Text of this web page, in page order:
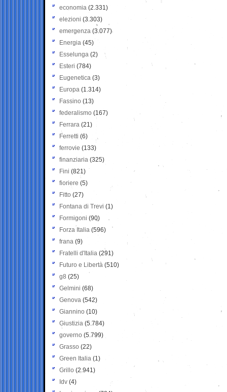
economia (2.331)
elezioni (3.303)
emergenza (3.077)
Energia (45)
Esselunga (2)
Esteri (784)
Eugenetica (3)
Europa (1.314)
Fassino (13)
federalismo (167)
Ferrara (21)
Ferretti (6)
ferrovie (133)
finanziaria (325)
Fini (821)
fioriere (5)
Fitto (27)
Fontana di Trevi (1)
Formigoni (90)
Forza Italia (596)
frana (9)
Fratelli d'Italia (291)
Futuro e Libertà (510)
g8 (25)
Gelmini (68)
Genova (542)
Giannino (10)
Giustizia (5.784)
governo (5.799)
Grasso (22)
Green Italia (1)
Grillo (2.941)
Idv (4)